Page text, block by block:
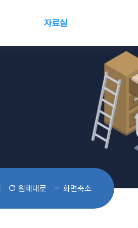
자료실
원래대로 화면축소